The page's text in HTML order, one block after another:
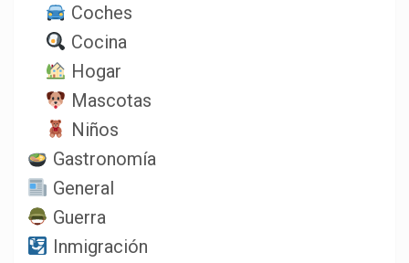
Coches
Cocina
Hogar
Mascotas
Niños
Gastronomía
General
Guerra
Inmigración